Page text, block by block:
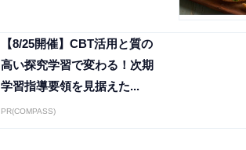
【8/25開催】CBT活用と質の
高い探究学習で変わる！次期
学習指導要領を見据えた...
PR(COMPASS)